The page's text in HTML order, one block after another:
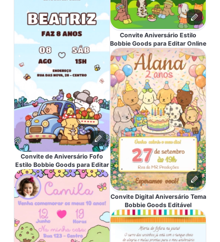
Convite de Aniversário Fofo
Estilo Bobbie Goods para Editar
Convite Aniversário Estilo
Bobbie Goods para Editar Online
Convite Digital Aniversário Tema
Bobbie Goods Editável